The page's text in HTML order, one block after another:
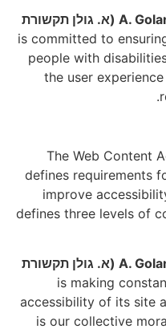
A. Golan Group Communications LTD (א. גולן תקשורת
is committed to
people with
the user
The Web Content
defines requirements
improve
defines three levels of
A. Golan Group Communications LTD (א. גולן תקשורת
is making
accessibility of its site
is our collective